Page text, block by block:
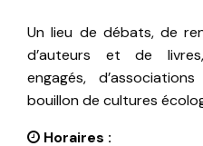
Un lieu de débats, de
d’auteurs et de
engagés,
bouillon de cultures
Horaires :